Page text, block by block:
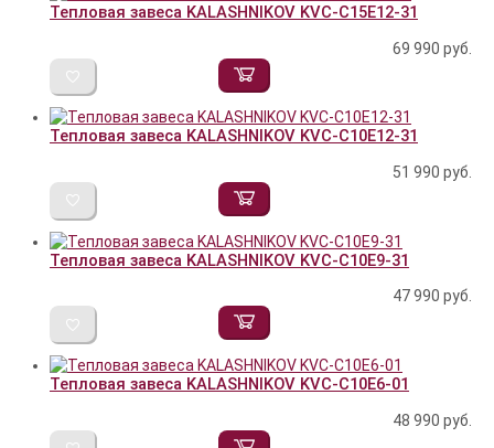
Тепловая завеса KALASHNIKOV KVС-C15E12-31
69 990 руб.
Тепловая завеса KALASHNIKOV KVС-C10E12-31
51 990 руб.
Тепловая завеса KALASHNIKOV KVС-C10E9-31
47 990 руб.
Тепловая завеса KALASHNIKOV KVС-C10E6-01
48 990 руб.